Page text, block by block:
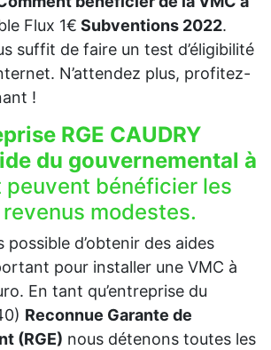
Flux 1€ Subventions 2022.
suffit de faire un test d’éligibilité
N’attendez plus, profitez-
!
RGE CAUDRY
du gouvernemental à
peuvent bénéficier les
modestes.
possible d’obtenir des aides
pour installer une VMC à
En tant qu’entreprise du
Reconnue Garante de
(RGE) nous détenons toutes les